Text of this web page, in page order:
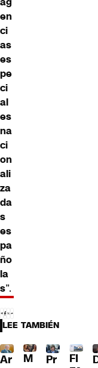
en
ci
as
es
pe
ci
al
es
na
ci
on
ali
za
da
s
es
pa
ño
la
s”.
LEE TAMBIÉN
Ar
M
Pr
FI